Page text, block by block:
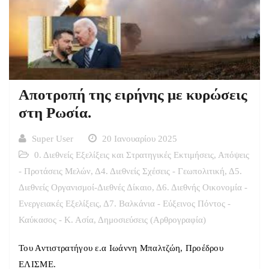
Αποτροπή της ειρήνης με κυρώσεις
στη Ρωσία.
Super User
20 Ιανουαρίου 2025
0. Διεθνείς Εξελίξεις και Στρατηγικές Εκτιμήσεις, Απόψεις
- Προτάσεις Μελών, Δ4. Διεθνείς Σχέσεις - Γεωπολιτική, Δ5.
Διεθνείς Οργανισμοί-Διεθνές Δίκαιο, Δ6. Διεθνής Οικονομία -
Ενεργειακές Εξελίξεις, Δ7. Βαλκάνια - Εύξεινος Πόντος -
Καύκασος - Κ. Ασία, Δημοσιεύσεις (Αρθρογραφία)
Του Αντιστρατήγου ε.α Ιωάννη Μπαλτζώη, Προέδρου
ΕΛΙΣΜΕ.